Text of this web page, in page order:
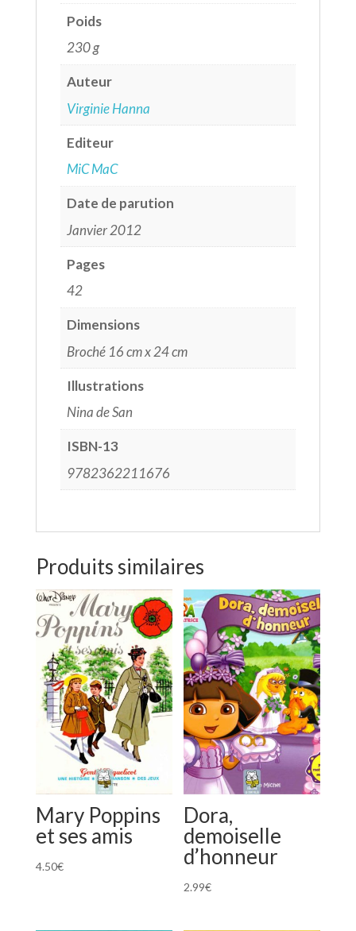
Poids
230 g
Auteur
Virginie Hanna
Editeur
MiC MaC
Date de parution
Janvier 2012
Pages
42
Dimensions
Broché 16 cm x 24 cm
Illustrations
Nina de San
ISBN-13
9782362211676
Produits similaires
Mary Poppins
et ses amis
4.50€
Dora,
demoiselle
d’honneur
2.99€